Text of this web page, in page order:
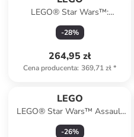
LEGO® Star Wars™:
"Millennium Falcon" - 18+
-28%
264,95 zł
Cena producenta: 369,71 zł*
LEGO
LEGO® Star Wars™ Assault
Ship™ - 18+
-26%